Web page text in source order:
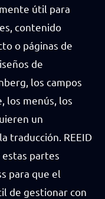
útil para
contenido
o páginas de
de
los campos
los menús, los
un
traducción. REEID
partes
para que el
de gestionar con